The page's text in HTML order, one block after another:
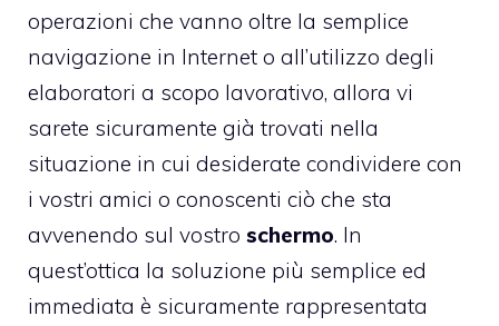
operazioni che vanno oltre la semplice
navigazione in Internet o all’utilizzo degli
elaboratori a scopo lavorativo, allora vi
sarete sicuramente già trovati nella
situazione in cui desiderate condividere con
i vostri amici o conoscenti ciò che sta
avvenendo sul vostro schermo. In
quest’ottica la soluzione più semplice ed
immediata è sicuramente rappresentata